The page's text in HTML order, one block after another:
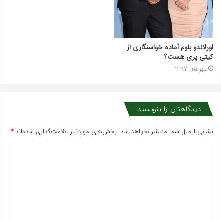
اورلاندو بلوم آماده خواستگاری از
کیتی پری هست؟
مهر 15, 1397
دیدگاهتان را بنویسید
نشانی ایمیل شما منتشر نخواهد شد. بخش‌های موردنیاز علامت‌گذاری شده‌اند*